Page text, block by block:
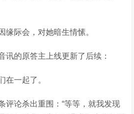
缘际会，对她暗生情愫。
讯的原答主上线更新了后续：
一起了。
评论杀出重围：“等等，就我发现